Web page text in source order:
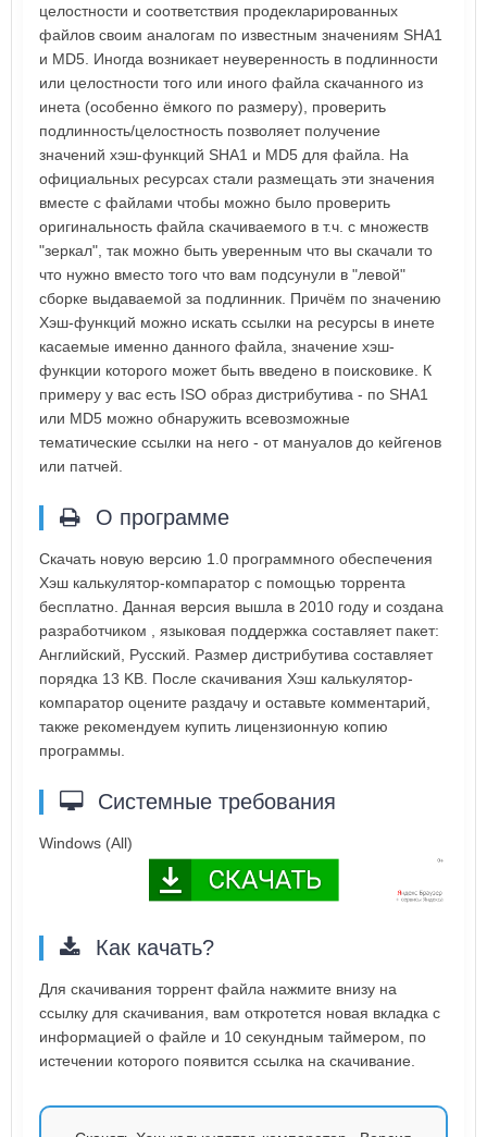
целостности и соответствия продекларированных
файлов своим аналогам по известным значениям SHA1
и MD5. Иногда возникает неуверенность в подлинности
или целостности того или иного файла скачанного из
инета (особенно ёмкого по размеру), проверить
подлинность/целостность позволяет получение
значений хэш-функций SHA1 и MD5 для файла. На
официальных ресурсах стали размещать эти значения
вместе с файлами чтобы можно было проверить
оригинальность файла скачиваемого в т.ч. с множеств
"зеркал", так можно быть уверенным что вы скачали то
что нужно вместо того что вам подсунули в "левой"
сборке выдаваемой за подлинник. Причём по значению
Хэш-функций можно искать ссылки на ресурсы в инете
касаемые именно данного файла, значение хэш-
функции которого может быть введено в поисковике. К
примеру у вас есть ISO образ дистрибутива - по SHA1
или MD5 можно обнаружить всевозможные
тематические ссылки на него - от мануалов до кейгенов
или патчей.
О программе
Скачать новую версию 1.0 программного обеспечения
Хэш калькулятор-компаратор с помощью торрента
бесплатно. Данная версия вышла в 2010 году и создана
разработчиком , языковая поддержка составляет пакет:
Английский, Русский. Размер дистрибутива составляет
порядка 13 KB. После скачивания Хэш калькулятор-
компаратор оцените раздачу и оставьте комментарий,
также рекомендуем купить лицензионную копию
программы.
Системные требования
Windows (All)
Как качать?
Для скачивания торрент файла нажмите внизу на
ссылку для скачивания, вам откротется новая вкладка с
информацией о файле и 10 секундным таймером, по
истечении которого появится ссылка на скачивание.